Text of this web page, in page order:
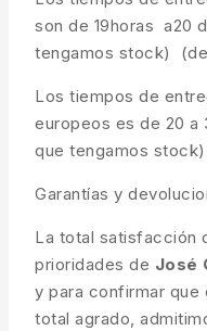
son de 19horas a20
tengamos stock)
Los tiempos de
europeos es de 20 a
que tengamos
Garantías y
La total satisfacción
prioridades de José
y para confirmar
total agrado,